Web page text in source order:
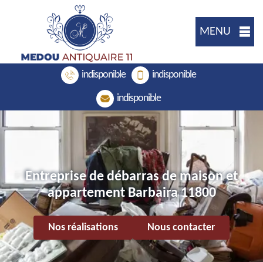
MENU
indisponible indisponible
indisponible
Entreprise de débarras de maison et
appartement Barbaira 11800
Nos réalisations Nous contacter